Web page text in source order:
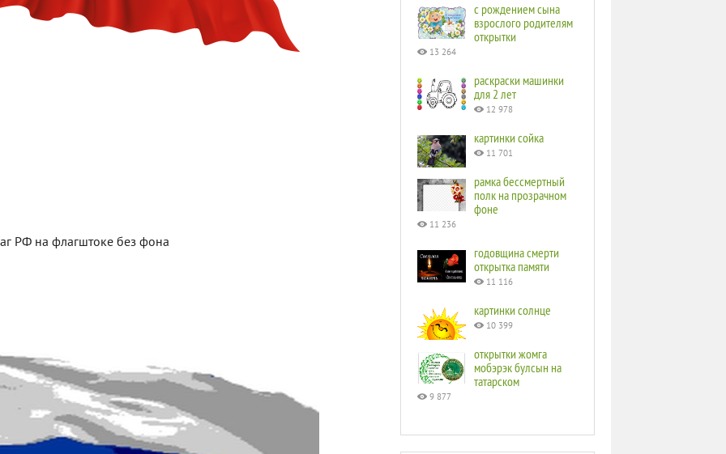
РФ на флагштоке без фона
с рождением сына
взрослого родителям
открытки
13 264
раскраски машинки
для 2 лет
12 978
картинки сойка
11 701
рамка бессмертный
полк на прозрачном
фоне
11 236
годовщина смерти
открытка памяти
11 116
картинки солнце
10 399
открытки жомга
мобэрэк булсын на
татарском
9 877